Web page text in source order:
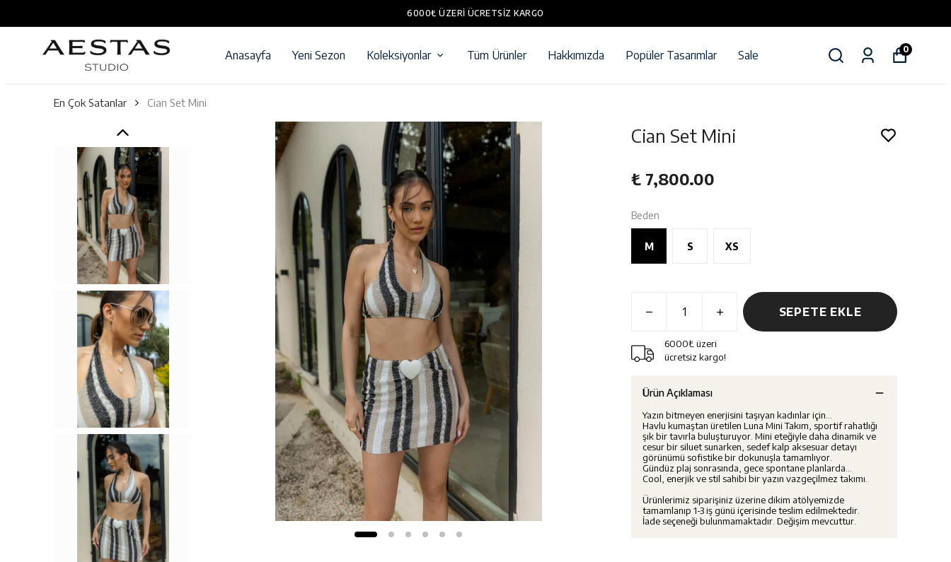
6000₺ ÜZERI ÜCRETSIZ KARGO
Anasayfa Yeni Sezon Koleksiyonlar Tüm Ürünler Hakkımızda Popüler Tasarımlar Sale 0
En Çok Satanlar Cian Set Mini
Cian Set Mini
₺ 7,800.00
Beden
M S XS
SEPETE EKLE
6000₺ üzeri
ücretsiz kargo!
Ürün Açıklaması
Yazın bitmeyen enerjisini taşıyan kadınlar için…
Havlu kumaştan üretilen Luna Mini Takım, sportif rahatlığı
şık bir tavırla buluşturuyor. Mini eteğiyle daha dinamik ve
cesur bir siluet sunarken, sedef kalp aksesuar detayı
görünümü sofistike bir dokunuşla tamamlıyor.
Gündüz plaj sonrasında, gece spontane planlarda…
Cool, enerjik ve stil sahibi bir yazın vazgeçilmez takımı.
Ürünlerimiz siparişiniz üzerine dikim atölyemizde
tamamlanıp 1-3 iş günü içerisinde teslim edilmektedir.
İade seçeneği bulunmamaktadır. Değişim mevcuttur.